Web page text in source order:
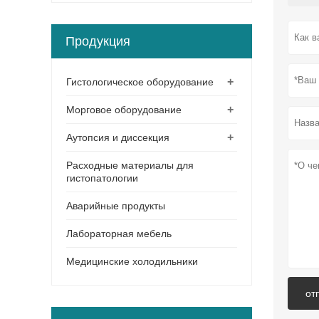
Продукция
+
Гистологическое оборудование
+
Морговое оборудование
+
Аутопсия и диссекция
Расходные материалы для
гистопатологии
Аварийные продукты
Лабораторная мебель
Медицинские холодильники